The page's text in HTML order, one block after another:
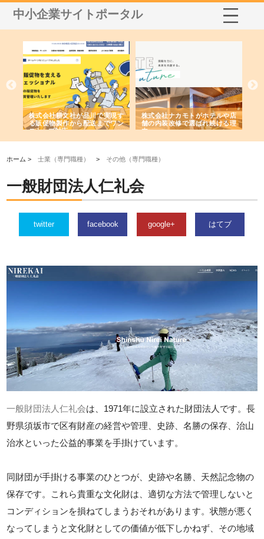
中小企業サイトポータル
株式会社耕文社が品川で実現す
る販促物製作から配送までワン
ストップ対応
株式会社ナカモトがホテルや店
舗の内装改修で選ばれ続ける理
由
ホーム >士業（専門職種） > その他（専門職種）
一般財団法人仁礼会
twitter facebook google+ はてブ
一般財団法人仁礼会は、1971年に設立された財団法人です。長
野県須坂市で区有財産の経営や管理、史跡、名勝の保存、治山
治水といった公益的事業を手掛けています。
同財団が手掛ける事業のひとつが、史跡や名勝、天然記念物の
保存です。これら貴重な文化財は、適切な方法で管理しないと
コンディションを損ねてしまうおそれがあります。状態が悪く
なってしまうと文化財としての価値が低下しかねず、その地域